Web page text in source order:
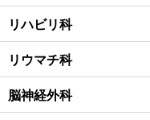
リハビリ科
リウマチ科
脳神経外科